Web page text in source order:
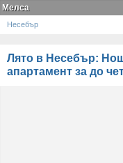
Мелса
Несебър
Лято в Несебър:
апартамент за до